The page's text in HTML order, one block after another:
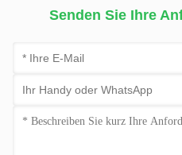
Senden Sie Ihre